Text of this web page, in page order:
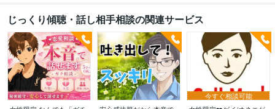
じっくり傾聴・話し相手相談の関連サービス
今すぐ相談可能